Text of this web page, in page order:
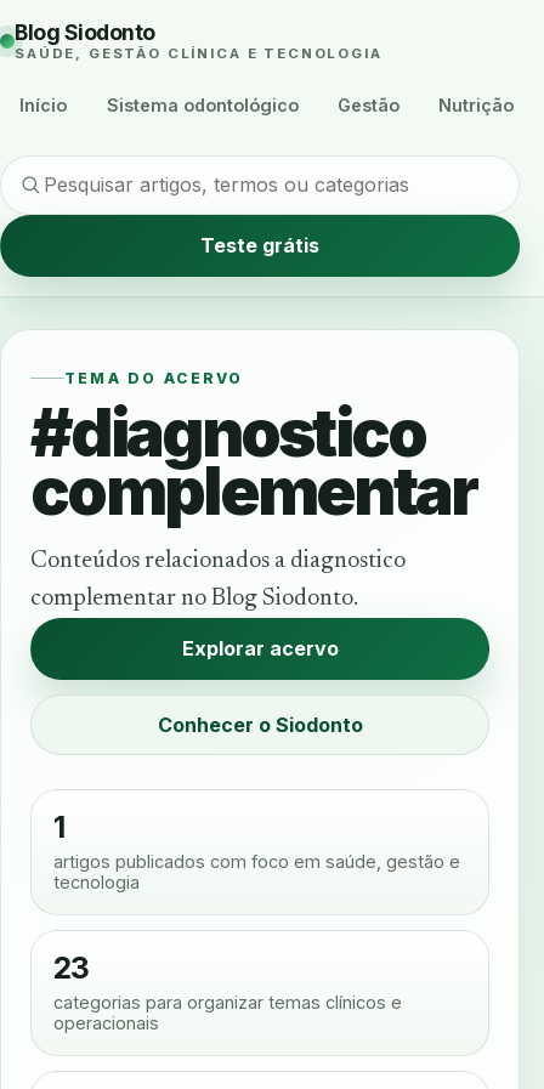
Blog Siodonto
SAÚDE, GESTÃO CLÍNICA E TECNOLOGIA
Início Sistema odontológico Gestão Nutrição
Teste grátis
TEMA DO ACERVO
#diagnostico
complementar
Conteúdos relacionados a diagnostico
complementar no Blog Siodonto.
Explorar acervo
Conhecer o Siodonto
1
artigos publicados com foco em saúde, gestão e
tecnologia
23
categorias para organizar temas clínicos e
operacionais